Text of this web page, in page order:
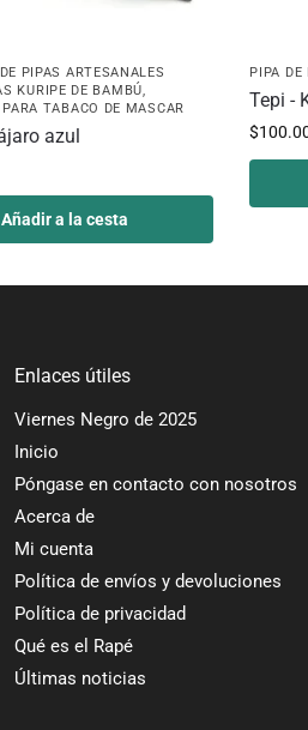
PIPAS ARTESANALES
KURIPE DE BAMBÚ,
TABACO DE MASCAR
azul
Añadir a la cesta
PIPA DE
Tepi -
$
Enlaces útiles
Viernes Negro de 2025
Inicio
Póngase en contacto con nosotros
Acerca de
Mi cuenta
Política de envíos y devoluciones
Política de privacidad
Qué es el Rapé
Últimas noticias